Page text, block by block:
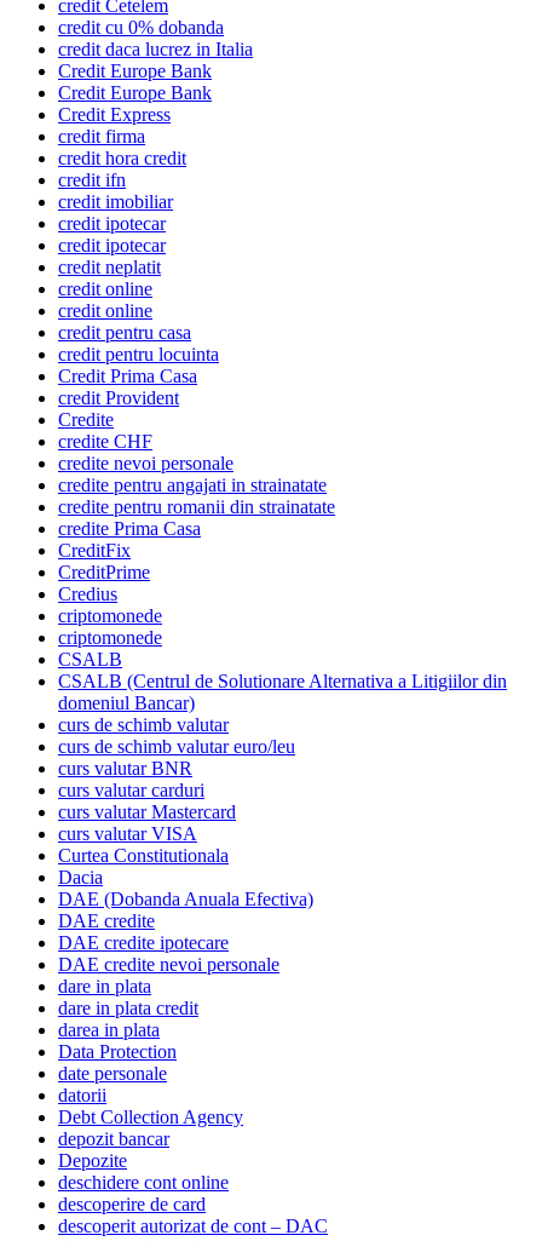
credit Cetelem
credit cu 0% dobanda
credit daca lucrez in Italia
Credit Europe Bank
Credit Europe Bank
Credit Express
credit firma
credit hora credit
credit ifn
credit imobiliar
credit ipotecar
credit ipotecar
credit neplatit
credit online
credit online
credit pentru casa
credit pentru locuinta
Credit Prima Casa
credit Provident
Credite
credite CHF
credite nevoi personale
credite pentru angajati in strainatate
credite pentru romanii din strainatate
credite Prima Casa
CreditFix
CreditPrime
Credius
criptomonede
criptomonede
CSALB
CSALB (Centrul de Solutionare Alternativa a Litigiilor din
domeniul Bancar)
curs de schimb valutar
curs de schimb valutar euro/leu
curs valutar BNR
curs valutar carduri
curs valutar Mastercard
curs valutar VISA
Curtea Constitutionala
Dacia
DAE (Dobanda Anuala Efectiva)
DAE credite
DAE credite ipotecare
DAE credite nevoi personale
dare in plata
dare in plata credit
darea in plata
Data Protection
date personale
datorii
Debt Collection Agency
depozit bancar
Depozite
deschidere cont online
descoperire de card
descoperit autorizat de cont – DAC